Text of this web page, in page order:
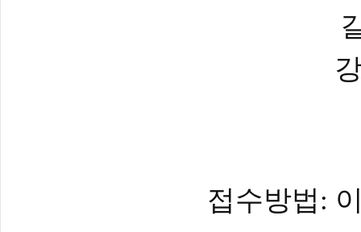
접수방법: